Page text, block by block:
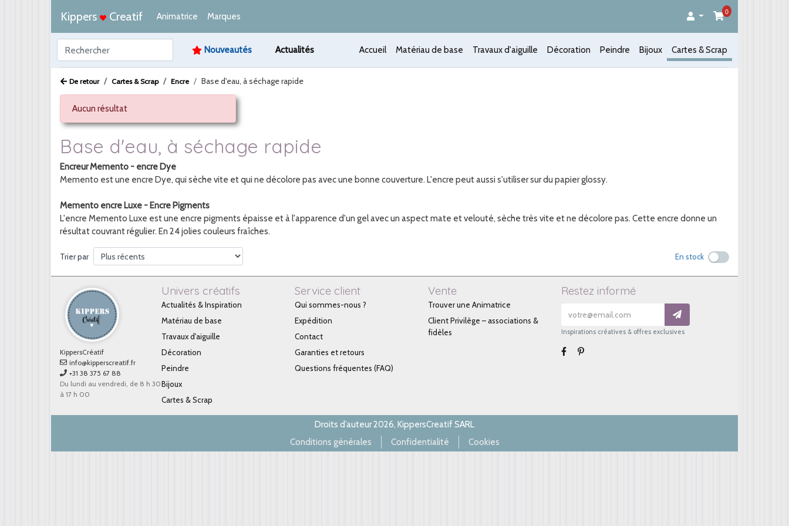
Kippers Creatif Animatrice Marques 0
Nouveautés Actualités Accueil Matériau de base Travaux d'aiguille Décoration Peindre Bijoux Cartes & Scrap
De retour Cartes & Scrap Encre Base d'eau, à séchage rapide
Aucun résultat
Base d'eau, à séchage rapide
Encreur Memento - encre Dye
Memento est une encre Dye, qui sèche vite et qui ne décolore pas avec une bonne couverture. L'encre peut aussi s'utiliser sur du papier glossy.
Memento encre Luxe - Encre Pigments
L'encre Memento Luxe est une encre pigments épaisse et à l'apparence d'un gel avec un aspect mate et velouté, sèche très vite et ne décolore pas. Cette encre donne un
résultat couvrant régulier. En 24 jolies couleurs fraîches.
Trier par En stock
KippersCréatif
info@kipperscreatif.fr
+31 38 375 67 88
Du lundi au vendredi, de 8 h 30
à 17 h 00
Univers créatifs
Actualités & Inspiration
Matériau de base
Travaux d'aiguille
Décoration
Peindre
Bijoux
Cartes & Scrap
Service client
Qui sommes-nous ?
Expédition
Contact
Garanties et retours
Questions fréquentes (FAQ)
Vente
Trouver une Animatrice
Client Privilège – associations &
fidèles
Restez informé
Inspirations créatives & offres exclusives
Droits d’auteur 2026, KippersCreatif SARL
Conditions générales
Confidentialité Cookies